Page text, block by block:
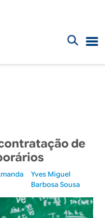
de
Yves Miguel
Barbosa Sousa